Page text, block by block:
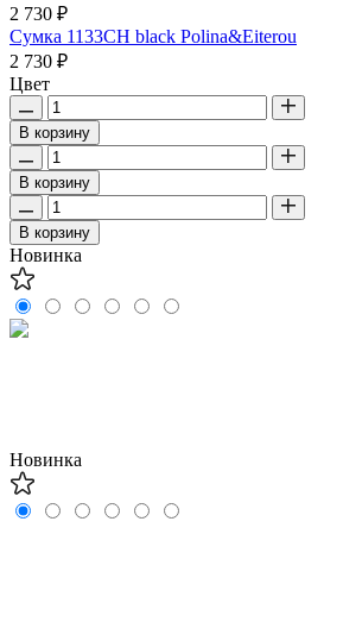
2 730 ₽
Сумка 1133CH black Polina&Eiterou
2 730 ₽
Цвет
В корзину
В корзину
В корзину
Новинка
Новинка